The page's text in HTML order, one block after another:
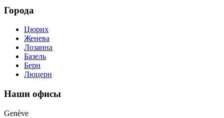
Города
Цюрих
Женева
Лозанна
Базель
Берн
Люцерн
Наши офисы
Genève